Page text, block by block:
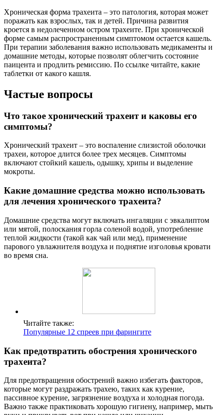
Хроническая форма трахеита – это патология, которая может
поражать как взрослых, так и детей. Причина развития
кроется в недолеченном остром трахеите. При хронической
форме самым распространенным симптомом остается кашель.
При терапии заболевания важно использовать медикаменты и
домашние методы, которые позволят облегчить состояние
паицента и продлить ремиссию. По ссылке читайте, какие
таблетки от какого кашля.
Частые вопросы
Что такое хронический трахеит и каковы его
симптомы?
Хронический трахеит – это воспаление слизистой оболочки
трахеи, которое длится более трех месяцев. Симптомы
включают стойкий кашель, одышку, хрипы и выделение
мокроты.
Какие домашние средства можно использовать
для лечения хронического трахеита?
Домашние средства могут включать ингаляции с эвкалиптом
или мятой, полоскания горла соленой водой, употребление
теплой жидкости (такой как чай или мед), применение
парового увлажнителя воздуха и поднятие изголовья кровати
во время сна.
Читайте также:
Популярные 12 спреев при фарингите
Как предотвратить обострения хронического
трахеита?
Для предотвращения обострений важно избегать факторов,
которые могут раздражать трахею, таких как курение,
пассивное курение, загрязнение воздуха и холодная погода.
Важно также практиковать хорошую гигиену, например, мыть